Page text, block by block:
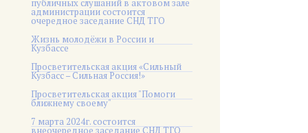
публичных слушаний в актовом зале
администрации состоится
очередное заседание СНД ТГО
Жизнь молодёжи в России и
Кузбассе
Просветительская акция «Сильный
Кузбасс – Сильная Россия!»
Просветительская акция "Помоги
ближнему своему"
7 марта 2024г. состоится
внеочередное заседание СНД ТГО